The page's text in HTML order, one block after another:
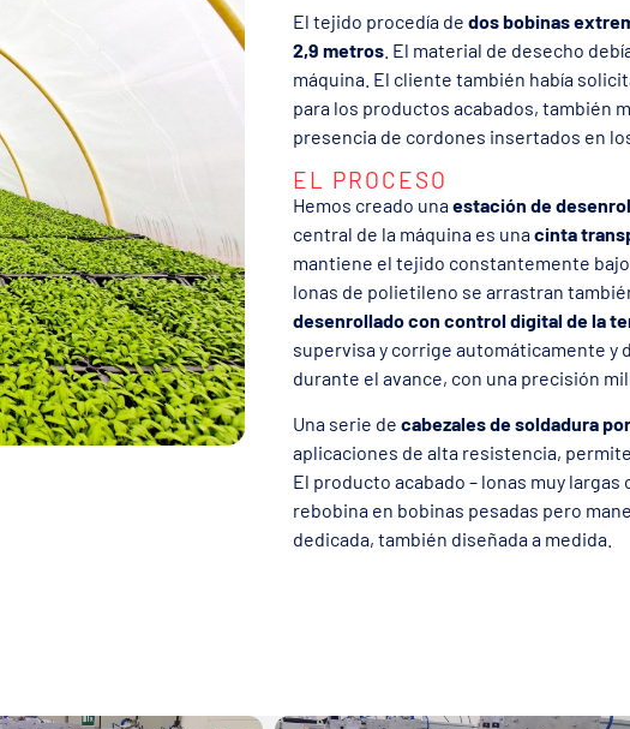
El tejido procedía de dos bobinas
2,9 metros . El material de desecho
máquina. El cliente también había
para los productos acabados, también
presencia de cordones insertados en
EL PROCESO
Hemos creado unaestación de
central de la máquina es unacinta
mantiene el tejido constantemente
lonas de polietileno se arrastran
desenrollado con control digital de la
supervisa y corrige automáticamente y
durante el avance, con una precisión
Una serie de cabezales de soldadura
aplicaciones de alta resistencia,
El producto acabado – lonas muy
rebobina en bobinas pesadas pero
dedicada, también diseñada a medida.